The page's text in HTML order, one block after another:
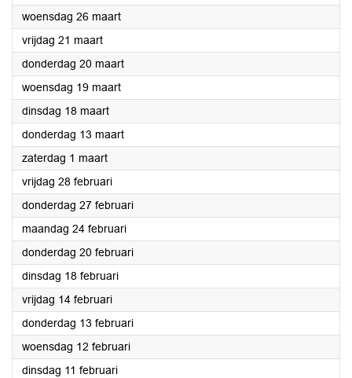
woensdag 26 maart2025
vrijdag 21 maart2025
donderdag 20 maart2025
woensdag 19 maart2025
dinsdag 18 maart2025
donderdag 13 maart2025
zaterdag 1 maart2025
vrijdag 28 februari2025
donderdag 27 februari2025
maandag 24 februari2025
donderdag 20 februari2025
dinsdag 18 februari2025
vrijdag 14 februari2025
donderdag 13 februari2025
woensdag 12 februari2025
dinsdag 11 februari2025